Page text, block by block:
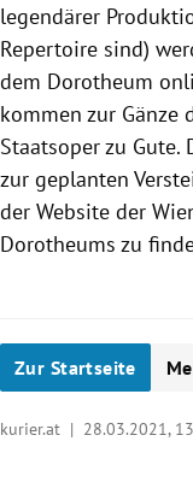
legendärer
Repertoire sind)
dem Dorotheum
kommen zur Gänze
Staatsoper zu
zur geplanten
der Website der
Dorotheums zu
Zur Startseite
kurier.at | 28.03.2021,